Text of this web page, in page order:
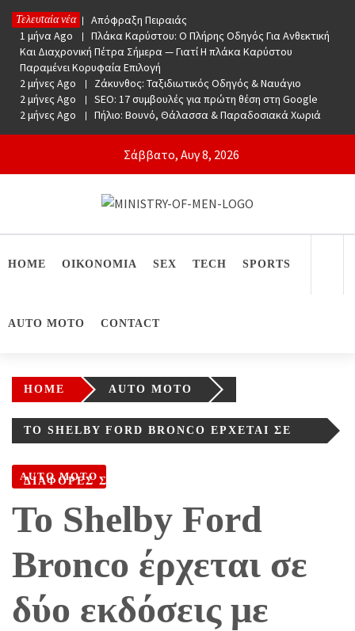
Skip
content
Τελευταία νέα
1 μήνα Ago
Απόφραξη Πειραιάς
1 μήνα Ago
Πλάκα Καρύστου: Ο Πλήρης Οδηγός Για Ανθεκτική
Και Διαχρονική Πέτρα Σήμερα — Γιατί Η πλάκα Καρύστου
Παραμένει Κορυφαία Επιλογή
2 μήνες Ago
Ζάκυνθος: Ταξιδιωτικός Οδηγός & Ναυάγιο
2 μήνες Ago
SEO: 17 συμβουλές για πρώτη θέση στη Google
2 μήνες Ago
Πήλιο: Βουνό, Θάλασσα & Παραδοσιακά Χωριά
Σάββατο, Αυγ 8, 2026
Ministry Of Men
HOME ΟΙΚΟΝΟΜΙΑ SEX TECH SPORTS
AUTO MOTO CONTACT
HOME AUTO MOTO
ΤΟ SHELBY FORD BRONCO ΈΡΧΕΤΑΙ ΣΕ
ΔΙΑΦΟΡΈΣ ΣΤΗΝ ΙΠΠΟΔΎΝΑΜΗ
AUTO MOTO
Το Shelby Ford
Bronco έρχεται σε
δύο εκδόσεις με